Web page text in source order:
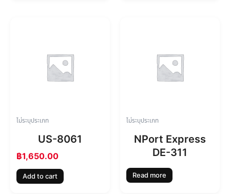
ไม่ระบุประเภท
US-8061
฿1,650.00
Add to cart
ไม่ระบุประเภท
NPort Express
DE-311
Read more